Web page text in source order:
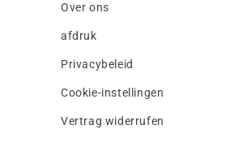
Over ons
afdruk
Privacybeleid
Cookie-instellingen
Vertrag widerrufen